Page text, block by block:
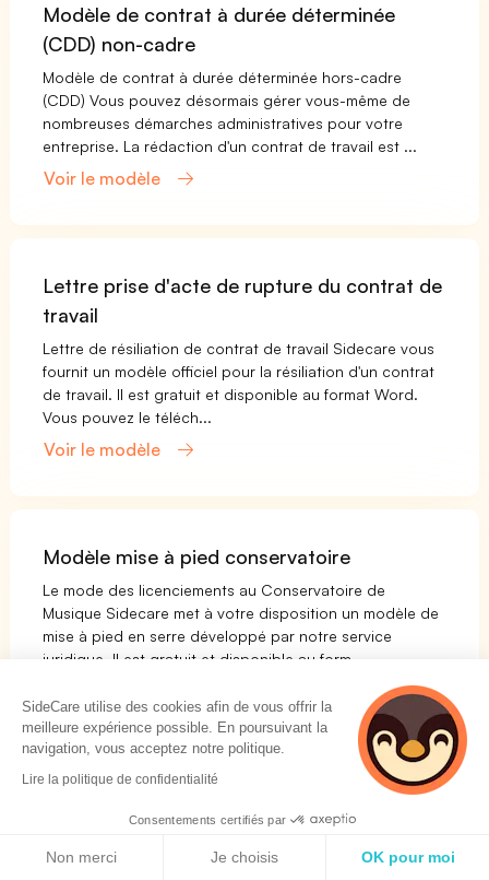
Modèle de contrat à durée déterminée
(CDD) non-cadre
Modèle de contrat à durée déterminée hors-cadre
(CDD) Vous pouvez désormais gérer vous-même de
nombreuses démarches administratives pour votre
entreprise. La rédaction d'un contrat de travail est ...
Voir le modèle
Lettre prise d'acte de rupture du contrat de
travail
Lettre de résiliation de contrat de travail Sidecare vous
fournit un modèle officiel pour la résiliation d'un contrat
de travail. Il est gratuit et disponible au format Word.
Vous pouvez le téléch...
Voir le modèle
Modèle mise à pied conservatoire
Le mode des licenciements au Conservatoire de
Musique Sidecare met à votre disposition un modèle de
mise à pied en serre développé par notre service
juridique. Il est gratuit et disponible au form...
Lettre demande de passage à temps partiel
: modèle à télécharger
Lettre de candidature pour transfert d'emploi à temps
SideCare utilise des cookies afin de vous offrir la
meilleure expérience possible. En poursuivant la
navigation, vous acceptez notre politique.
Lire la politique de confidentialité
Consentements certifiés par
Non merci Je choisis OK pour moi